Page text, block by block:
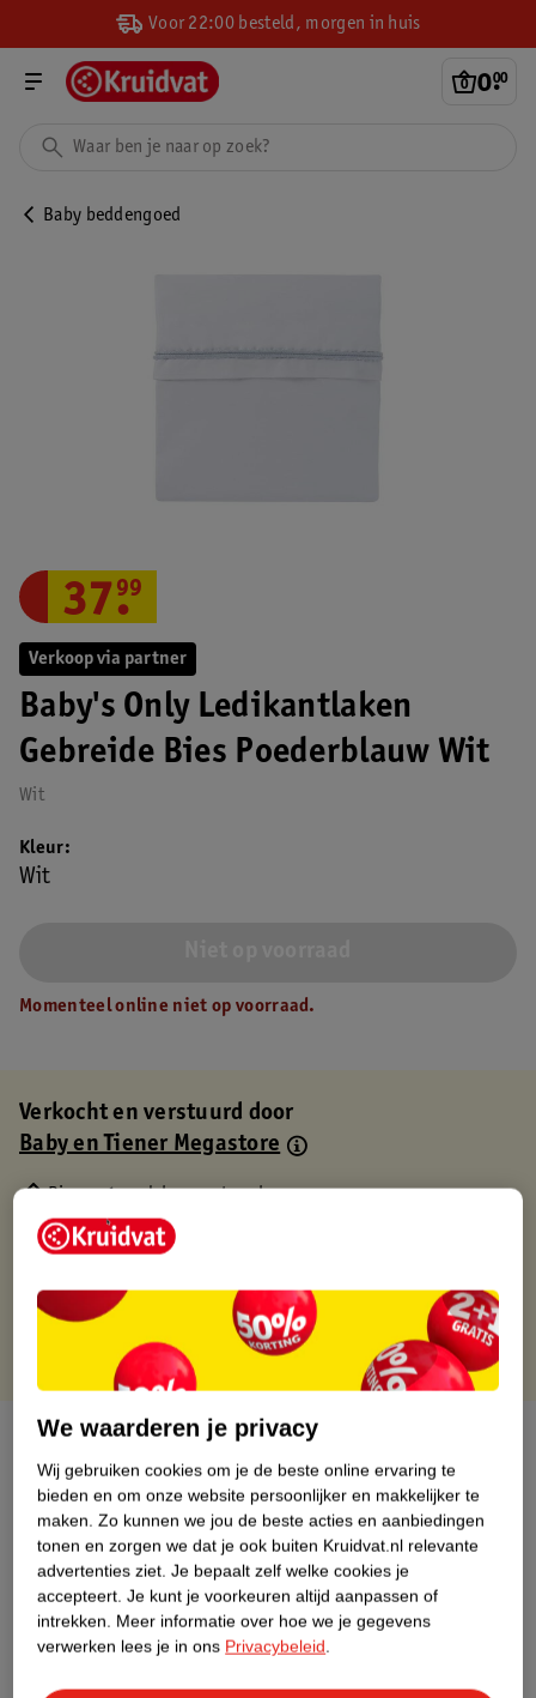
Voor 22:00 besteld, morgen in huis
0.
00
Baby beddengoed
Verkoop via partner
Baby's Only Ledikantlaken
Gebreide Bies Poederblauw Wit
Wit
37.
99
Kleur
Wit
Momenteel online niet op voorraad.
Verkocht en verstuurd door
Baby en Tiener Megastore
Binnen 1 werkdag verstuurd
Gratis thuisbezorgd
Gratis retourneren via verkooppartner.
Over dit product
Productinformatie
Nature Impact Score
Dit product heeft (nog) geen Nature
Impact Score.
Meer informatie
We waarderen je privacy
Wij gebruiken cookies om je de beste online ervaring te
bieden en om onze website persoonlijker en makkelijker te
maken. Zo kunnen we jou de beste acties en aanbiedingen
tonen en zorgen we dat je ook buiten Kruidvat.nl relevante
advertenties ziet. Je bepaalt zelf welke cookies je
accepteert. Je kunt je voorkeuren altijd aanpassen of
intrekken. Meer informatie over hoe we je gegevens
verwerken lees je in ons Privacybeleid.